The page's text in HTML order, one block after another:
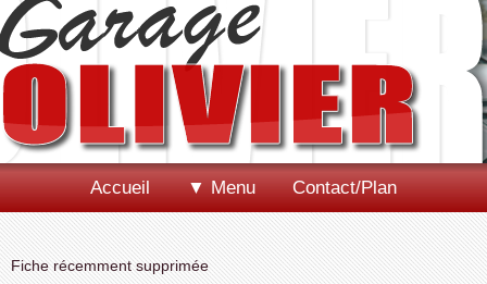
Accueil ▼ Menu Contact/Plan
Fiche récemment supprimée